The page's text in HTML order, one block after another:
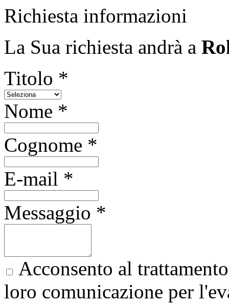
Richiesta informazioni
La Sua richiesta andrà a
Titolo *
Nome *
Cognome *
E-mail *
Messaggio *
Acconsento al
loro comunicazione per